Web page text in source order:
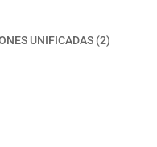
UNIFICADAS 22